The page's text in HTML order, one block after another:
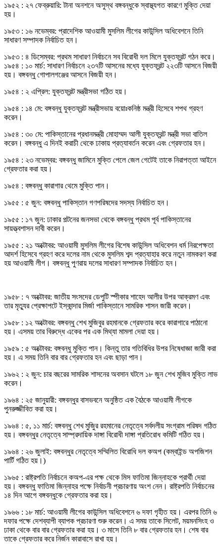
১৯৫২ : ২৭ ফেব্রুয়ারি: টানা অনশনে অসুস্থ বঙ্গবন্ধুকে স্বাস্থ্যগত কারণে মুক্তি দেয়া
হয়।
১৯৫৩ : ১৬ নভেম্বর: প্রাদেশিক আওয়ামী মুসলিম লীগের কাউন্সিল অধিবেশনে তিনি
সাধারণ সম্পাদক নির্বাচিত হন।
১৯৫৩ : ৪ ডিসেম্বর: প্রথম সাধারণ নির্বাচনে সব বিরোধী দল মিলে যুক্তফ্রন্ট গঠন করে।
১৯৫৪ : ১০ মার্চ: সাধারণ নির্বাচনে ২৩৭টি আসনের মধ্যে যুক্তফ্রন্ট ২২৩টি আসনে বিজয়ী
হয়। বঙ্গবন্ধু গোপালগঞ্জের আসনে বিজয়ী হন।
১৯৫৪ : ২ এপ্রিল: যুক্তফ্রন্ট মন্ত্রীসভা গঠিত হয়।
১৯৫৪ : ১৪ মে: বঙ্গবন্ধু যুক্তফ্রন্ট মন্ত্রীসভায় বয়োঃকনিষ্ঠ মন্ত্রী হিসেবে শপথ গ্রহণ
করেন।
১৯৫৪ : ৩০ মে: পাকিস্তানের প্রধানমন্ত্রী মোহাম্মদ আলী যুক্তফ্রন্ট মন্ত্রী সভা বাতিল
করেন। বঙ্গবন্ধু এ দিনই করাচী থেকে ঢাকায় প্রত্যাবর্তন করেন এবং গ্রেফতার হন।
১৯৫৪ : ২৩ নভেম্বর: বঙ্গবন্ধু জামিনে মুক্তি পেলে জেল গেটেই তাকে নিরাপত্তা আইনে
গ্রেফতার করা হয়।
১৯৫৪ : বঙ্গবন্ধু কারাগার থেমে মুক্তি পান।
১৯৫৫ : ৫ জুন: বঙ্গবন্ধু পাকিস্তান গণপরিষদের সদস্য নির্বাচিত হন।
১৯৫৫ : ১৭ জুন: ঢাকার পল্টনের জনসভা থেকে বঙ্গবন্ধু প্রথম পূর্ব পাকিস্তানের
সায়ত্ত্বশাসন দাবী করেন।
১৯৫৫ : ২১ অক্টোবর: আওয়ামী মুসলিম লীগের বিশেষ কাউন্সিল অধিবেশন ধর্ম নিরপেক্ষতা
আদর্শ হিসেবে গ্রহণ করে দলের নাম থেকে মুসলিম শব্দ প্রত্যাহার করে নতুন নামকরণ করা
হয় আওয়ামী লীগ। বঙ্গবন্ধু পুণরায় দলের সাধারণ সম্পাদক নির্বাচিত হন।
১৯৫৮ : ৭ অক্টোবর: জাতীয় সংসদের ডেপুটি স্পীকার শাহেদ আলীর উপর আক্রমণ এবং
তার মৃত্যুর প্রেক্ষাপটে ইস্কান্দার মির্জা পাকিস্তানে সামরিক শাসন জারী করেন।
১৯৫৮ : ১২ অক্টোবর: বঙ্গবন্ধু শেখ মুজিবুর রহমানকে গ্রেফতার করে কারাগারে পাঠানো
হয়। এসময় তার বিরুদ্ধে একের পর এক মিথ্যা মামলা দেয়া হয়।
১৯৫৯ : ৫ অক্টোবর: বঙ্গবন্ধু মুক্তি পান। কিন্তু তার গতিবিধির উপর নিষেধাজ্ঞা জারী করা
হয়। এ সময় তিনি বার বার গ্রেফতার হন এবং ছাড়া পান।
১৯৬২ : ২ জুন: চার বছরের সামরিক শাসনের অবসান ঘটলে ১৮ জুন শেখ মুজিব মুক্তি লাভ
করেন।
১৯৬৪ : ২৫ জানুয়ারী: বঙ্গবন্ধুর বাসভবনে অনুষ্ঠিত এক বৈঠকে আওয়ামী লীগকে
পুনরুজ্জীবিত করা হয়।
১৯৬৪ : ৫, ১১ মার্চ: বঙ্গবন্ধু শেখ মুজিুর রহমানের নেতৃত্বে সর্বদলীয় সংগ্রাম পরিষদ গঠিত
হয়। বঙ্গবন্ধুর নেতৃত্বে সাম্প্রদায়িক দাঙ্গা বিরোধী দাঙ্গা প্রতিরোধ কমিটি গঠিত হয়।
১৯৬৪ : ২৬ জুলাই: বঙ্গবন্ধুর নেতৃত্বে সম্মিলিত বিরোধি দল কঅপ (কম্বাইন্ড অপজিশন
পার্টি গঠিত হয়।)
১৯৬৫ : রাষ্ট্রপতি নির্বাচনে কঅপ-এর পক্ষ থেকে মিস ফাতিমা জিন্নাহকে প্রার্থী দেয়া
হয়। বঙ্গবন্ধু ফাতিমা জিন্নাহর পক্ষে নির্বাচনী প্রচারণায় অংশ নেন। রাষ্ট্রপতি নির্বাচনের
১৪ দিন আগে বঙ্গবন্ধুকে গ্রেফতার করা হয়।
১৯৬৬ : ১৮ মার্চ: আওয়ামী লীগের কাউন্সিল অধিবেশনে ৬ দফা গৃহীত হয়। এরপর তিনি ৬
দফার পক্ষে দেশব্যাপী ব্যাপক প্রচারণা শুরু করেন। এ সময় তাকে সিলেট, ময়মনসিংহ ও
ঢাকা থেকে বার বার গ্রেফতার করা হয়। ৩ মাসে তিনি ৮ বার গ্রেফতার হন। শেষ বার
তাকে গ্রেফতার করে নির্জন কারাবাসে রাখা হয়।